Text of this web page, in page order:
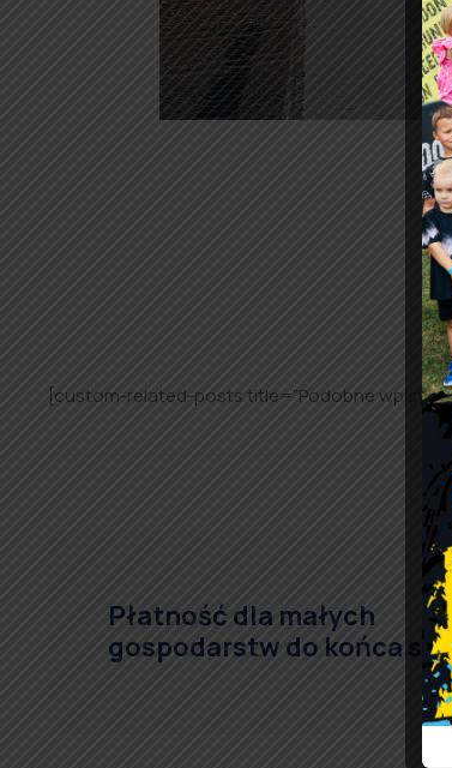
[custom-related-posts title=”Podobne wpisy:”
Płatność dla małych
gospodarstw do końca